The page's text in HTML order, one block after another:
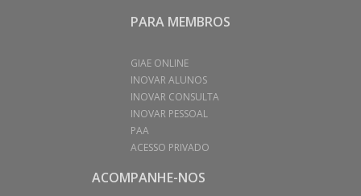
PARA MEMBROS
GIAE ONLINE
INOVAR ALUNOS
INOVAR CONSULTA
INOVAR PESSOAL
PAA
ACESSO PRIVADO
ACOMPANHE-NOS